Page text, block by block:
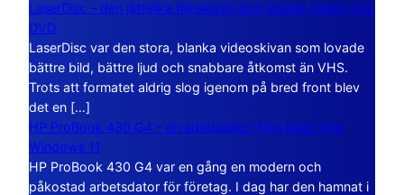
LaserDisc – den jättelika filmskivan som visade vägen mot
DVD
LaserDisc var den stora, blanka videoskivan som lovade
bättre bild, bättre ljud och snabbare åtkomst än VHS.
Trots att formatet aldrig slog igenom på bred front blev
det en […]
HP ProBook 430 G4 – en arbetsdator från tiden före
Windows 11
HP ProBook 430 G4 var en gång en modern och
påkostad arbetsdator för företag. I dag har den hamnat i